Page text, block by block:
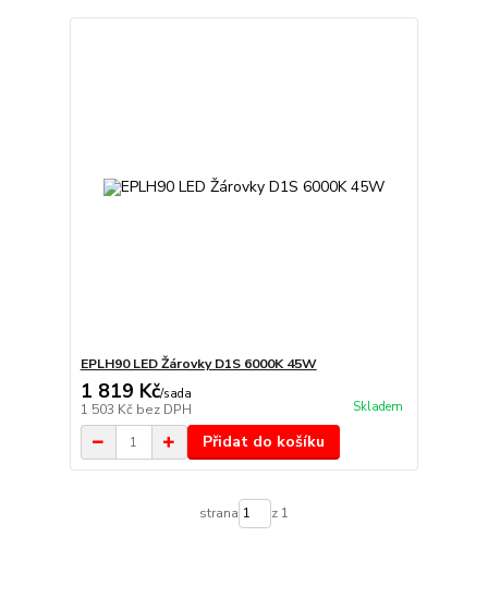
EPLH90 LED Žárovky D1S 6000K 45W
1 819 Kč/sada
1 503 Kč bez DPH Skladem
Přidat do košíku
strana z 1